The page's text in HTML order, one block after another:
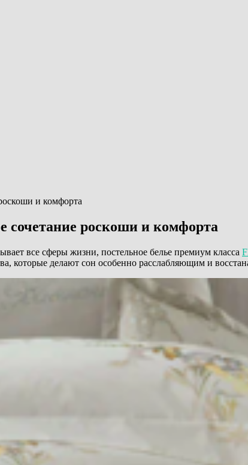
и комфорта
сочетание роскоши и комфорта
все сферы жизни, постельное белье премиум класса
которые делают сон особенно расслабляющим и